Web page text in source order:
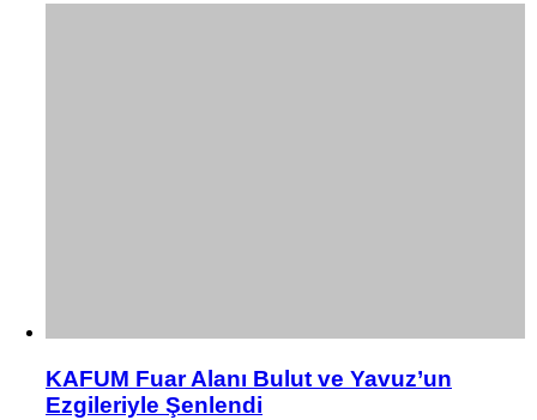
KAFUM Fuar Alanı Bulut ve Yavuz’un
Ezgileriyle Şenlendi